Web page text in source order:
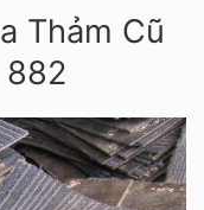
Thảm Cũ
882